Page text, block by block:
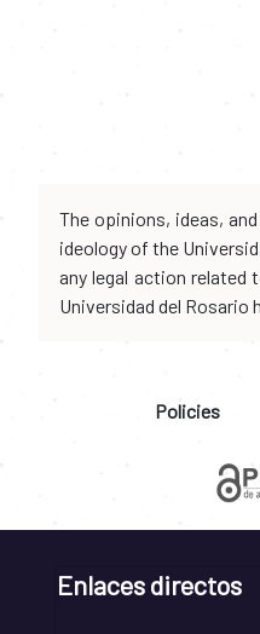
The opinions, ideas,
ideology of the
any legal action related
Universidad del Rosario
Policies
Enlaces directos